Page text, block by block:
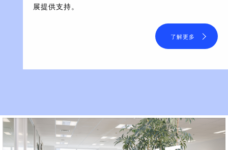
展提供支持。
了解更多